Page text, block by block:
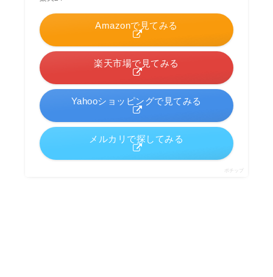
Amazonで見てみる
楽天市場で見てみる
Yahooショッピングで見てみる
メルカリで探してみる
ポチップ